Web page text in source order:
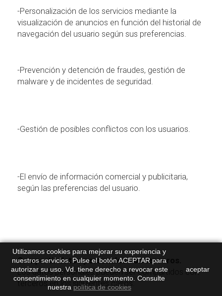
-Personalización de los servicios mediante la
visualización de anuncios en función del historial de
navegación del usuario según sus preferencias.
-Prevención y detención de fraudes, gestión de
malware y de incidentes de seguridad.
-Gestión de posibles conflictos con los usuarios.
-El envío de información comercial y publicitaria,
según las preferencias del usuario.
Compartir datos personales con terceros.
Los datos personales pueden ser compartidos con
terceros en los siguientes casos:
Utilizamos cookies para mejorar su experiencia y
nuestros servicios. Pulse el botón ACEPTAR para
autorizar su uso. Vd. tiene derecho a revocar este
consentimiento en cualquier momento. Consulte
nuestra política de cookies
aceptar